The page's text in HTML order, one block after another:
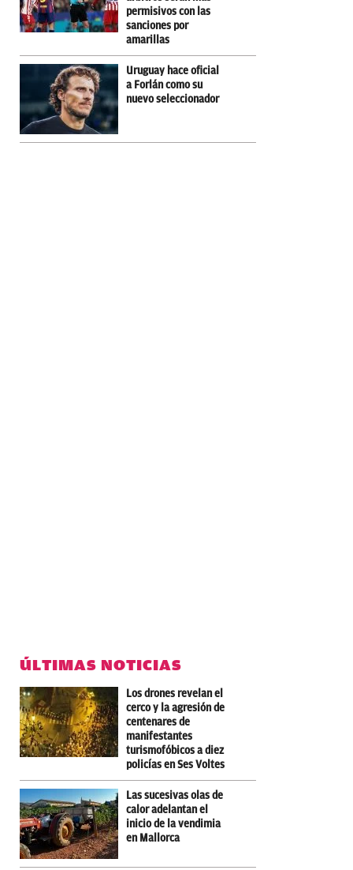
permisivos con las
sanciones por
amarillas
Uruguay hace oficial
a Forlán como su
nuevo seleccionador
ÚLTIMAS NOTICIAS
Los drones revelan el
cerco y la agresión de
centenares de
manifestantes
turismofóbicos a diez
policías en Ses Voltes
Las sucesivas olas de
calor adelantan el
inicio de la vendimia
en Mallorca